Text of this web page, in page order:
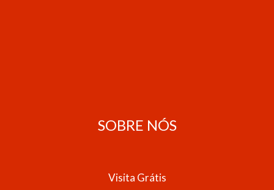
SOBRE NÓS
Visita Grátis